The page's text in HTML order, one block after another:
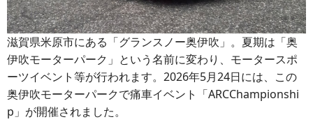
滋賀県米原市にある「グランスノー奥伊吹」。夏期は「奥
伊吹モーターパーク」という名前に変わり、モータースポ
ーツイベント等が行われます。2026年5月24日には、この
奥伊吹モーターパークで痛車イベント「ARCChampionshi
p」が開催されました。